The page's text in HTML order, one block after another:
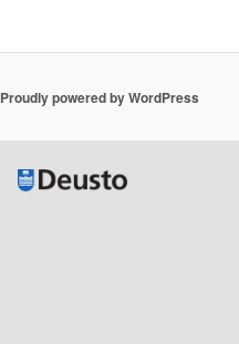
Proudly powered by WordPress